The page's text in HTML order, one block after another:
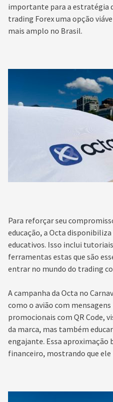
importante para a estratégia
trading Forex uma opção
mais amplo no Brasil.
Para reforçar seu
educação, a Octa
educativos. Isso inclui
ferramentas estas que são
entrar no mundo do trading
A campanha da Octa no
como o avião com
promocionais com QR Code,
da marca, mas também
engajante. Essa aproximação
financeiro, mostrando que ele